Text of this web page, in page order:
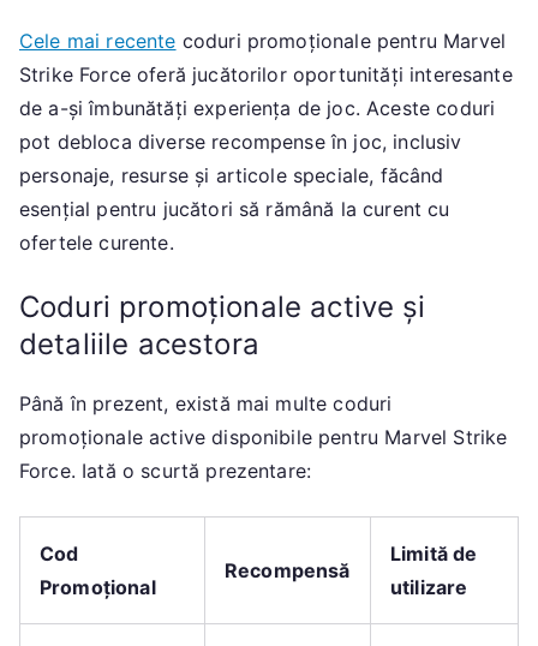
Cele mai recente coduri promoționale pentru Marvel
Strike Force oferă jucătorilor oportunități interesante
de a-și îmbunătăți experiența de joc. Aceste coduri
pot debloca diverse recompense în joc, inclusiv
personaje, resurse și articole speciale, făcând
esențial pentru jucători să rămână la curent cu
ofertele curente.
Coduri promoționale active și
detaliile acestora
Până în prezent, există mai multe coduri
promoționale active disponibile pentru Marvel Strike
Force. Iată o scurtă prezentare:
Cod
Promoțional
Recompensă
Limită de
utilizare